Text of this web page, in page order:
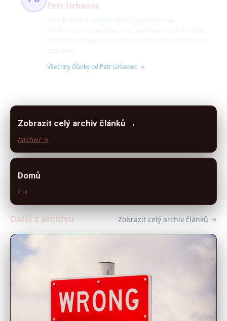
Petr Urbanec
Všechny články od Petr Urbanec →
Zobrazit celý archiv článků →
/archiv/ →
Domů
/ →
Další z archivu Zobrazit celý archiv článků →